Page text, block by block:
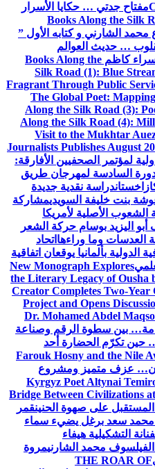
مفتاح جدتي … حكايا الأسرار
Books Along the Silk
محمد الشارني و كتابه الأول ”
… حديث العوالم
كاظم Books Along the
Silk Road (1): Blue
Fragrant Through Public
The Global Poet:
Along the Silk Road (3):
Along the Silk Road (4):
Visit to the Mukhtar
Journalists Publishes August
لمؤتمر الصحفيين الأفارقة:
السادسة لمهرجان طريق
دراسة نقدية جديدة
بنت خليفة السويديمشاركة
الأصلية لأمريكا
اليزيد بوسام حركة الشعر
العدسات وما وراءها اتحاد
الدولية بألمانيا يوقعان اتفاقية
New Monograph Explores
the Literary Legacy of Ousha
Creator Completes Two-
Project and Opens
Dr. Mohamed Abdel
بين سطوة الرقم وصناعة
حين تكرّم الحضارة أحد
Farouk Hosny and the Nile
عزف متميز ومشروع
Kyrgyz Poet Altynai
Bridge Between Civilizations
على صهوة الحنينقمر
محمد سعد برغل يضيء سماء
التشكيلية هيفاء
محمد الشارنيمروة
THE ROAR OF